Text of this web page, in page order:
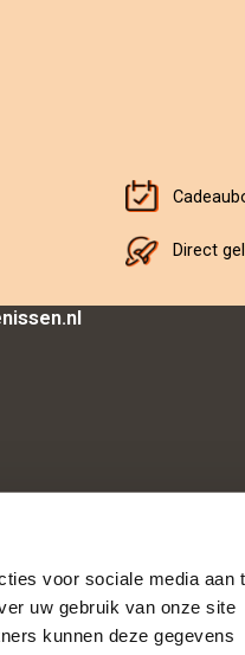
voor sociale media aan
uw gebruik van onze site
kunnen deze gegevens
Direct